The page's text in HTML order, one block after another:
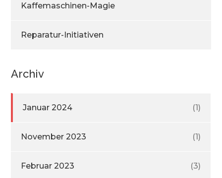
Kaffemaschinen-Magie
Reparatur-Initiativen
Archiv
Januar 2024 (1)
November 2023 (1)
Februar 2023 (3)